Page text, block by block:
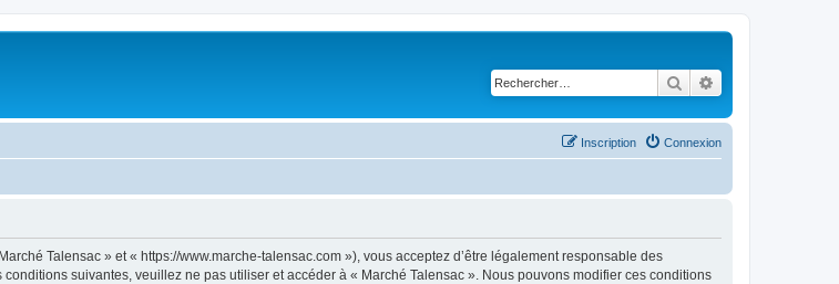
Rechercher
Connexion
Inscription
Talensac » et « https://www.marche-talensac.com »), vous acceptez d’être légalement responsable des
suivantes, veuillez ne pas utiliser et accéder à « Marché Talensac ». Nous pouvons modifier ces conditions